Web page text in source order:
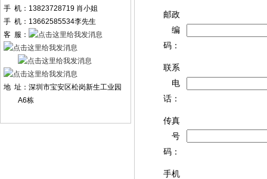
手 机：13823728719 肖小姐
手 机：13662585534李先生
客 服：
地 址：深圳市宝安区松岗新生工业园
A6栋
邮政
编
码：
联系
电
话：
传真
号
码：
手机